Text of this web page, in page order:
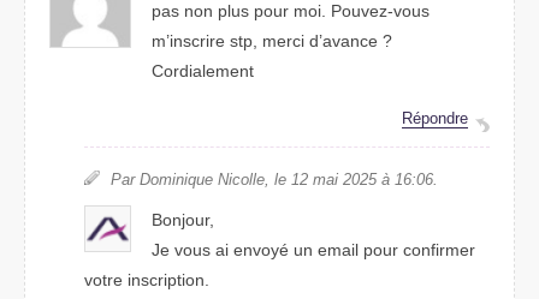
pas non plus pour moi. Pouvez-vous
m’inscrire stp, merci d’avance ?
Cordialement
Répondre
Par Dominique Nicolle, le 12 mai 2025 à 16:06.
Bonjour,
Je vous ai envoyé un email pour confirmer
votre inscription.